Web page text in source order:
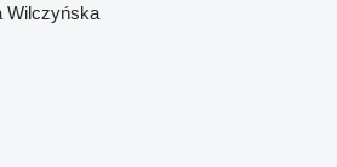
Wilczyńska